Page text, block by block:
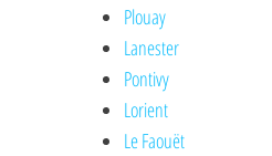
Plouay
Lanester
Pontivy
Lorient
Le Faouët